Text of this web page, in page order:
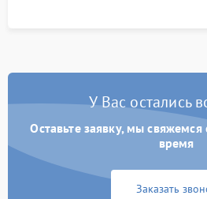
У Вас остались
Оставьте заявку, мы
время
Заказать